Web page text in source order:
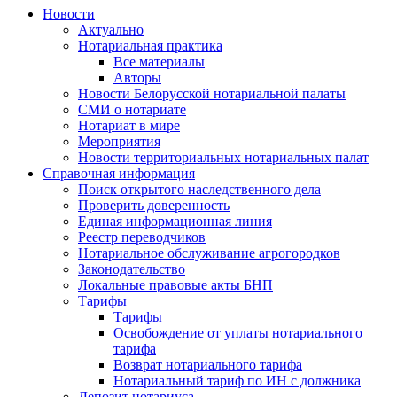
Новости
Актуально
Нотариальная практика
Все материалы
Авторы
Новости Белорусской нотариальной палаты
СМИ о нотариате
Нотариат в мире
Мероприятия
Новости территориальных нотариальных палат
Справочная информация
Поиск открытого наследственного дела
Проверить доверенность
Единая информационная линия
Реестр переводчиков
Нотариальное обслуживание агрогородков
Законодательство
Локальные правовые акты БНП
Тарифы
Тарифы
Освобождение от уплаты нотариального
тарифа
Возврат нотариального тарифа
Нотариальный тариф по ИН с должника